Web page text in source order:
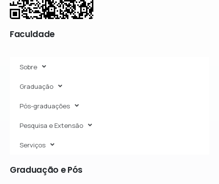
Faculdade
Sobre
Graduação
Pós-graduações
Pesquisa e Extensão
Serviços
Graduação ePós